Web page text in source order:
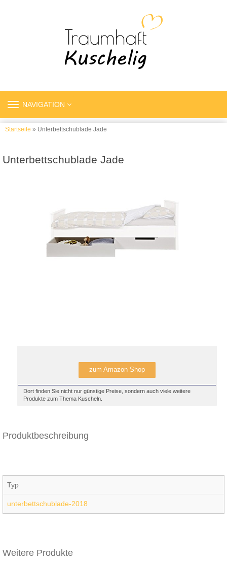
TOGGLE
NAVIGATION
Startseite » Unterbettschublade Jade
Unterbettschublade Jade
zum Amazon Shop
Dort finden Sie nicht nur günstige Preise, sondern auch viele weitere
Produkte zum Thema Kuscheln.
Produktbeschreibung
Typ
unterbettschublade-2018
Weitere Produkte